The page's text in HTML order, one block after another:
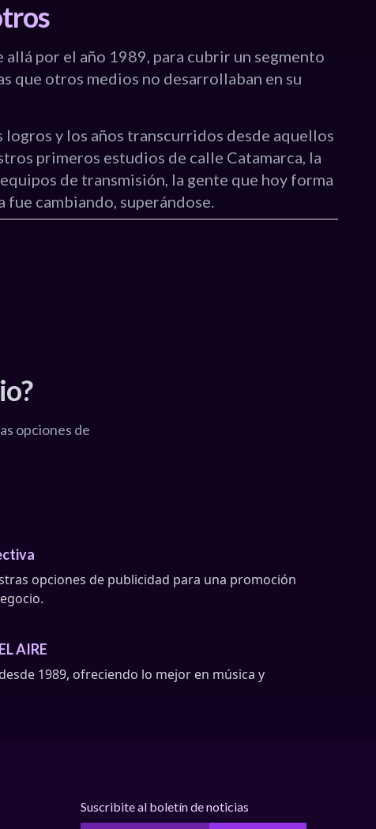
allá por el año 1989, para cubrir un segmento
que otros medios no desarrollaban en su
logros y los años transcurridos desde aquellos
primeros estudios de calle Catamarca, la
de transmisión, la gente que hoy forma
fue cambiando, superándose.
opciones de
opciones de publicidad para una promoción
AIRE
1989, ofreciendo lo mejor en música y
Suscribite al boletín de noticias